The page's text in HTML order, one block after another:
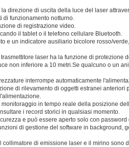
direzione di uscita della luce del laser
di funzionamento notturno.
di registrazione video.
il tablet o il telefono cellulare Bluetooth.
e un indicatore ausiliario bicolore rosso/
laser ha la funzione di protezione
non inferiore a 10 metri.Se qualcuno o un
interrompe automaticamente
di rilevamento di oggetti estranei anteriori
in tempo reale della posizione
i record storici in qualsiasi momento.
e può essere aperto solo con
di gestione del software in background,
di emissione laser e il mirino sono